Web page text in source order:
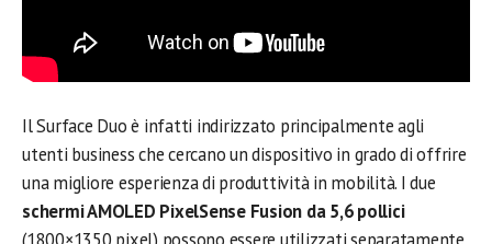
Il Surface Duo è infatti indirizzato principalmente agli
utenti business che cercano un dispositivo in grado di offrire
una migliore esperienza di produttività in mobilità. I due
schermi AMOLED PixelSense Fusion da 5,6 pollici